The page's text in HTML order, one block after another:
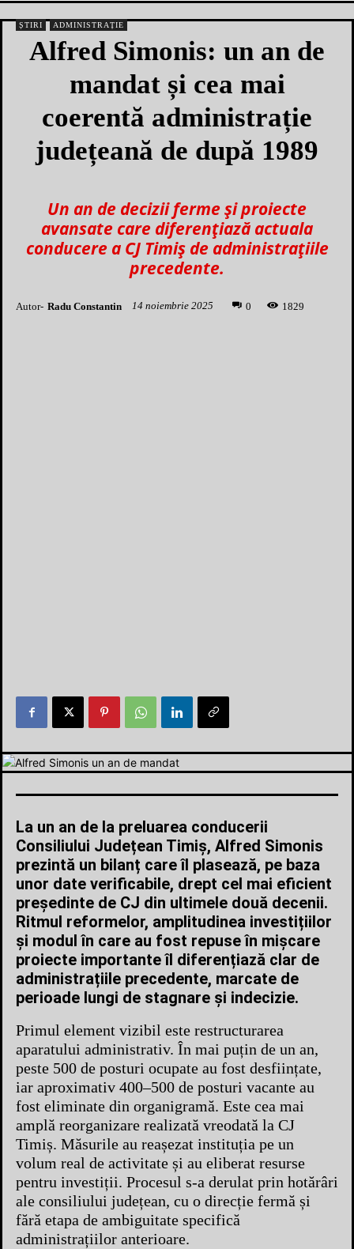
ȘTIRI ADMINISTRAȚIE
Alfred Simonis: un an de
mandat și cea mai
coerentă administrație
județeană de după 1989
Un an de decizii ferme și proiecte
avansate care diferențiază actuala
conducere a CJ Timiș de administrațiile
precedente.
Autor- Radu Constantin 14 noiembrie 2025 0 1 829
La un an de la preluarea conducerii
Consiliului Județean Timiș, Alfred Simonis
prezintă un bilanț care îl plasează, pe baza
unor date verificabile, drept cel mai eficient
președinte de CJ din ultimele două decenii.
Ritmul reformelor, amplitudinea investițiilor
și modul în care au fost repuse în mișcare
proiecte importante îl diferențiază clar de
administrațiile precedente, marcate de
perioade lungi de stagnare și indecizie.
Primul element vizibil este restructurarea
aparatului administrativ. În mai puțin de un an,
peste 500 de posturi ocupate au fost desființate,
iar aproximativ 400–500 de posturi vacante au
fost eliminate din organigramă. Este cea mai
amplă reorganizare realizată vreodată la CJ
Timiș. Măsurile au reașezat instituția pe un
volum real de activitate și au eliberat resurse
pentru investiții. Procesul s-a derulat prin hotărâri
ale consiliului județean, cu o direcție fermă și
fără etapa de ambiguitate specifică
administrațiilor anterioare.